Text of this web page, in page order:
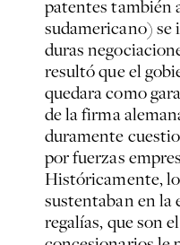
patentes también
sudamericano) se
duras
resultó que el
quedara como
de la firma
duramente
por fuerzas
Históricamente,
sustentaban en la
regalías, que son